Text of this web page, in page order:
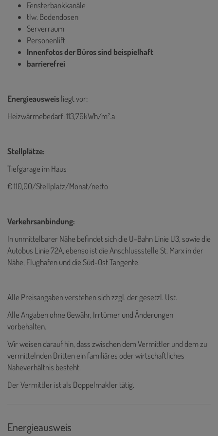
Fensterbankkanäle
tlw. Bodendosen
Serverraum
Personenlift
Innenfotos der Büros sind beispielhaft
barrierefrei
Energieausweisliegt vor:
Heizwärmebedarf: 113,76kWh/m².a
Stellplätze:
Tiefgarage im Haus
€ 110,00/Stellplatz/Monat/netto
Verkehrsanbindung:
In unmittelbarer Nähe befindet sich die U-Bahn Linie U3, sowie die
Autobus Linie 72A, ebenso ist die Anschlussstelle St. Marx in der
Nähe, Flughafen und die Süd-Ost Tangente.
Alle Preisangaben verstehen sich zzgl. der gesetzl. Ust.
Alle Angaben ohne Gewähr, Irrtümer und Änderungen
vorbehalten.
Wir weisen darauf hin, dass zwischen dem Vermittler und dem zu
vermittelnden Dritten ein familiäres oder wirtschaftliches
Naheverhältnis besteht.
Der Vermittler ist als Doppelmakler tätig.
Energieausweis